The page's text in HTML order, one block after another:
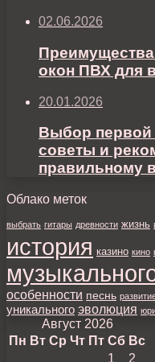
02.06.2026
окон ПВХ для
20.01.2026
Выбор первой
советы и
правильному
Облако меток
выбрать гитары древности жизнь
история казино кино
особенности песнь
уникального эволюция
Август 2026
Пн Вт Ср Чт Пт Сб Вс
1
2